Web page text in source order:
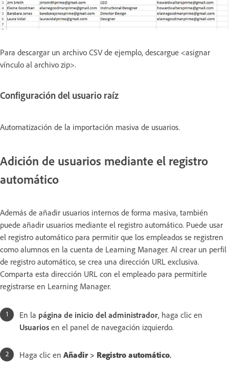
Para descargar un archivo CSV de ejemplo, descargue <asignar
vínculo al archivo zip>.
Configuración del usuario raíz
Automatización de la importación masiva de usuarios.
Adición de usuarios mediante el registro
automático
Además de añadir usuarios internos de forma masiva, también
puede añadir usuarios mediante el registro automático. Puede usar
el registro automático para permitir que los empleados se registren
como alumnos en la cuenta de Learning Manager. Al crear un perfil
de registro automático, se crea una dirección URL exclusiva.
Comparta esta dirección URL con el empleado para permitirle
registrarse en Learning Manager.
En la página de inicio del administrador, haga clic en
Usuarios en el panel de navegación izquierdo.
Haga clic en Añadir> Registro automático.